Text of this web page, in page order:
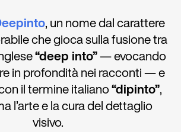
, un nome dal carattere
che gioca sulla fusione tra
“deep into”— evocando
in profondità nei racconti — e
il termine italiano“dipinto”,
l’arte e la cura del dettaglio
visivo.